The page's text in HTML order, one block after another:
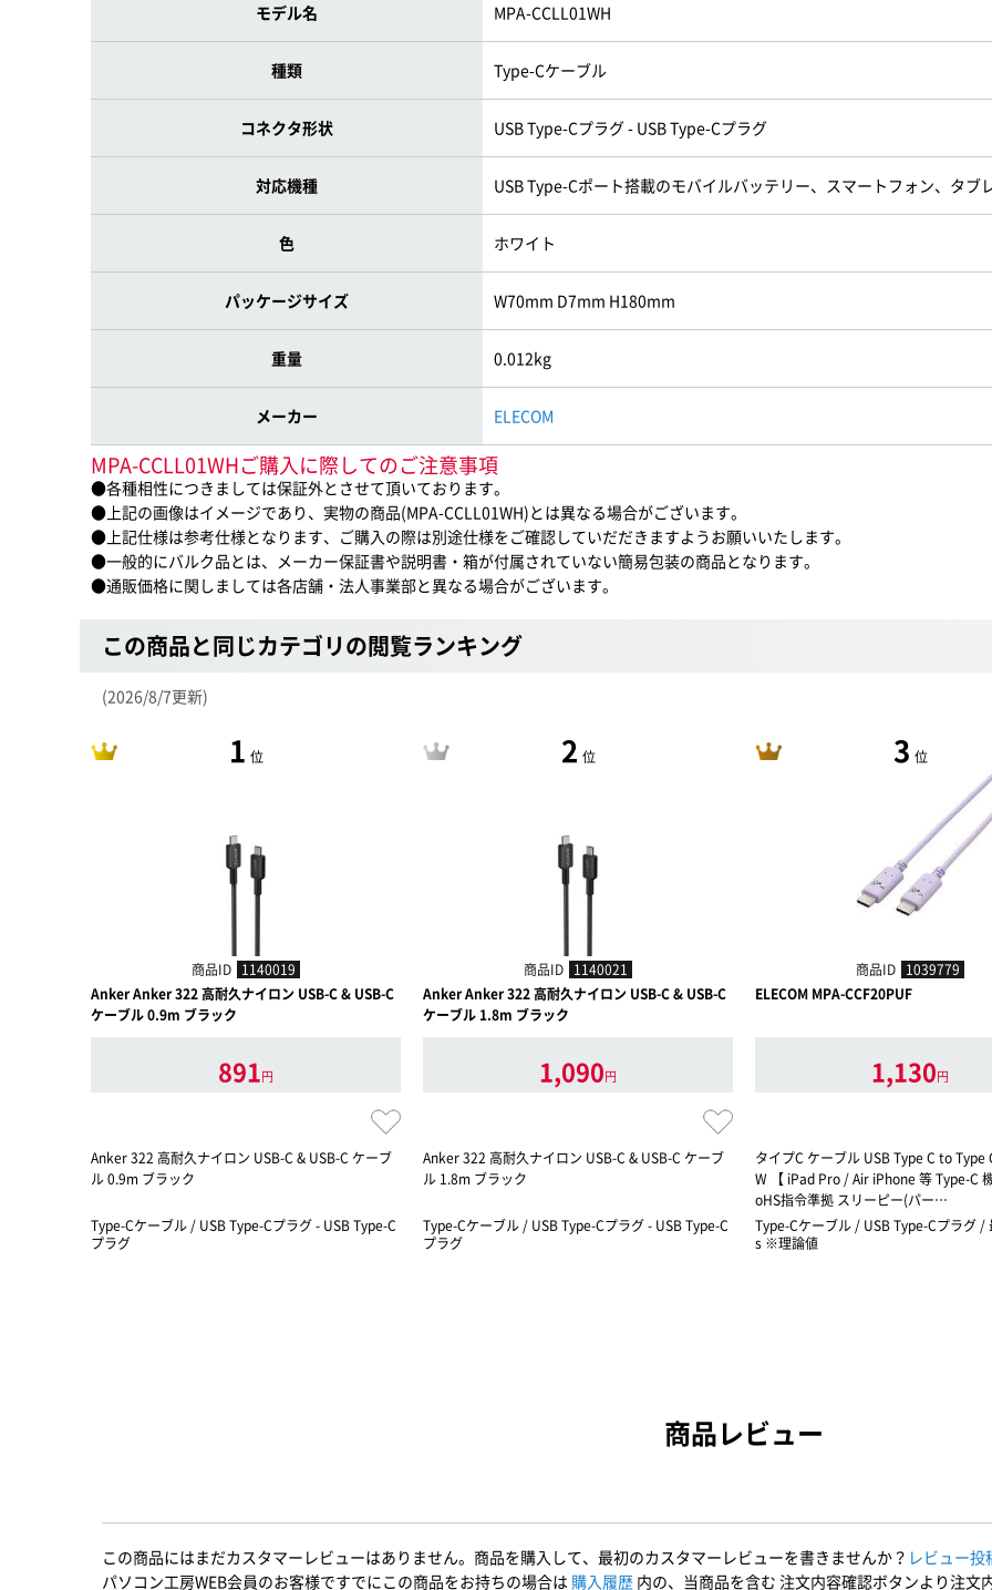
モデル名 MPA-CCLL01WH
種類 Type-Cケーブル
コネクタ形状 USB Type-Cプラグ - USB Type-Cプラグ
対応機種 USB Type-Cポート搭載のモバイルバッテリー、スマートフォン、タブ
色 ホワイト
パッケージサイズ W70mm D7mm H180mm
重量 0.012kg
メーカー ELECOM
MPA-CCLL01WHご購入に際してのご注意事項
●各種相性につきましては保証外とさせて頂いております。
●上記の画像はイメージであり、実物の商品(MPA-CCLL01WH)とは異なる場合がございます。
●上記仕様は参考仕様となります、ご購入の際は別途仕様をご確認していだだきますようお願いいたします。
●一般的にバルク品とは、メーカー保証書や説明書・箱が付属されていない簡易包装の商品となります。
●通販価格に関しましては各店舗・法人事業部と異なる場合がございます。
この商品と同じカテゴリの閲覧ランキング
(2026/8/7更新)
1 位
商品ID 1140019
Anker Anker 322 高耐久ナイロン USB-C & USB-C
ケーブル 0.9m ブラック
891円
Anker 322 高耐久ナイロン USB-C & USB-C ケーブ
ル 0.9m ブラック
Type-Cケーブル / USB Type-Cプラグ - USB Type-C
プラグ
2 位
商品ID 1140021
Anker Anker 322 高耐久ナイロン USB-C & USB-C
ケーブル 1.8m ブラック
1,090円
Anker 322 高耐久ナイロン USB-C & USB-C ケーブ
ル 1.8m ブラック
Type-Cケーブル / USB Type-Cプラグ - USB Type-C
プラグ
3 位
商品ID 1039779
ELECOM MPA-CCF20PUF
1,130円
タイプC ケーブル USB Type C to Type
W 【 iPad Pro / Air iPhone 等 Type-C
oHS指令準拠 スリーピー(パー…
Type-Cケーブル / USB Type-Cプラグ /
s ※理論値
商品レビュー
この商品にはまだカスタマーレビューはありません。商品を購入して、最初のカスタマーレビューを書きませんか？ レビュー
パソコン工房WEB会員のお客様ですでにこの商品をお持ちの場合は 購入履歴 内の、当商品を含む 注文内容確認ボタンより注文